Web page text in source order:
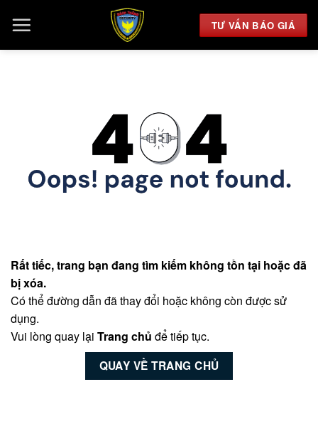
đến
TƯ VẤN BÁO GIÁ
Rất tiếc, trang bạn đang tìm kiếm không tồn tại hoặc đã
bị xóa.
Có thể đường dẫn đã thay đổi hoặc không còn được sử
dụng.
Vui lòng quay lại Trang chủ để tiếp tục.
QUAY VỀ TRANG CHỦ